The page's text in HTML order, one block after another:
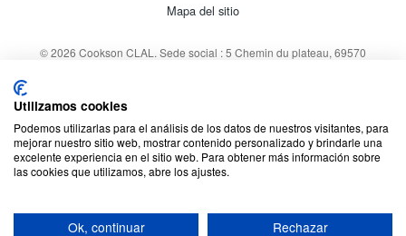
Mapa del sitio
© 2026 Cookson CLAL. Sede social : 5 Chemin du plateau, 69570
Utilizamos cookies
Podemos utilizarlas para el análisis de los datos de nuestros visitantes, para
mejorar nuestro sitio web, mostrar contenido personalizado y brindarle una
excelente experiencia en el sitio web. Para obtener más información sobre
las cookies que utilizamos, abre los ajustes.
Ok, continuar Rechazar